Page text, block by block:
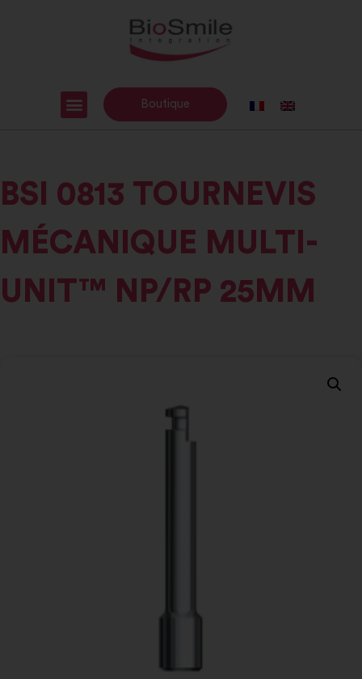
Boutique
BSI 0813 TOURNEVIS
MÉCANIQUE MULTI-
UNIT™ NP/RP 25MM